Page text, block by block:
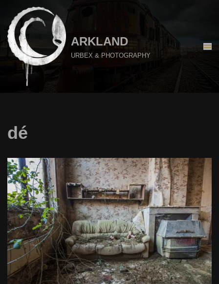
Aller
au
contenu
ARKLAND
URBEX & PHOTOGRAPHY
dé